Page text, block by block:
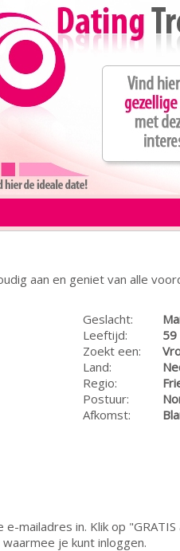
aan en geniet van alle
Geslacht:
Leeftijd:
59
Zoekt een:
Land:
Regio:
Postuur:
Afkomst:
mailadres in. Klik op
je kunt inloggen.